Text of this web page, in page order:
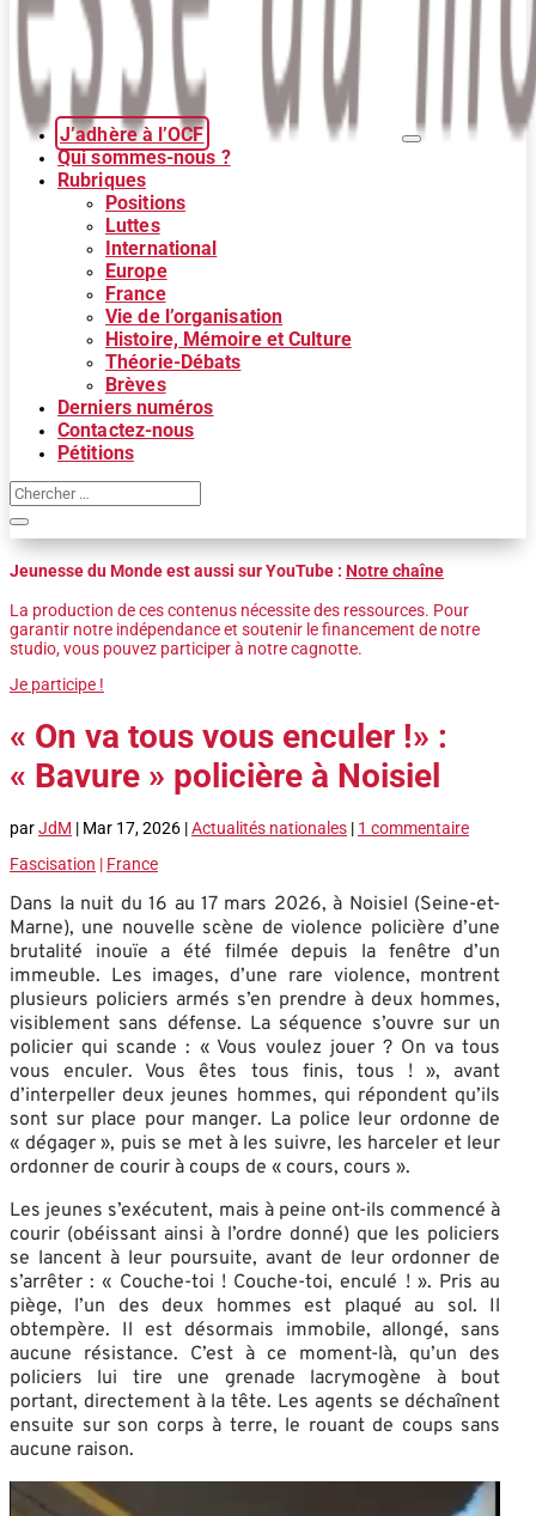
J’adhère à l’OCF
Qui sommes-nous ?
Rubriques
Positions
Luttes
International
Europe
France
Vie de l’organisation
Histoire, Mémoire et Culture
Théorie-Débats
Brèves
Derniers numéros
Contactez-nous
Pétitions
Jeunesse du Monde est aussi sur YouTube : Notre chaîne
La production de ces contenus nécessite des ressources. Pour
garantir notre indépendance et soutenir le financement de notre
studio, vous pouvez participer à notre cagnotte.
Je participe !
« On va tous vous enculer !» :
« Bavure » policière à Noisiel
parJdM | Mar 17, 2026 |Actualités nationales | 1 commentaire
Fascisation | France
Dans la nuit du 16 au 17 mars 2026, à Noisiel (Seine-et-
Marne), une nouvelle scène de violence policière d’une
brutalité inouïe a été filmée depuis la fenêtre d’un
immeuble. Les images, d’une rare violence, montrent
plusieurs policiers armés s’en prendre à deux hommes,
visiblement sans défense. La séquence s’ouvre sur un
policier qui scande : « Vous voulez jouer ? On va tous
vous enculer. Vous êtes tous finis, tous ! », avant
d’interpeller deux jeunes hommes, qui répondent qu’ils
sont sur place pour manger. La police leur ordonne de
« dégager », puis se met à les suivre, les harceler et leur
ordonner de courir à coups de « cours, cours ».
Les jeunes s’exécutent, mais à peine ont-ils commencé à
courir (obéissant ainsi à l’ordre donné) que les policiers
se lancent à leur poursuite, avant de leur ordonner de
s’arrêter : « Couche-toi ! Couche-toi, enculé ! ». Pris au
piège, l’un des deux hommes est plaqué au sol. Il
obtempère. Il est désormais immobile, allongé, sans
aucune résistance. C’est à ce moment-là, qu’un des
policiers lui tire une grenade lacrymogène à bout
portant, directement à la tête. Les agents se déchaînent
ensuite sur son corps à terre, le rouant de coups sans
aucune raison.